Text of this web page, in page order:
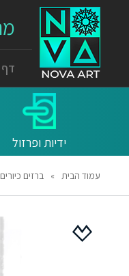
ידיות ופרזול
עמוד הבית » ברזים